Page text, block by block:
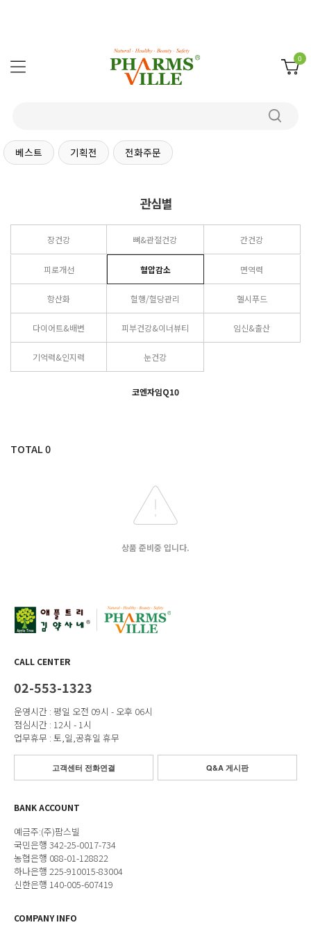
0
베스트 기획전 전화주문
관심별
장건강 뼈&관절건강 간건강
피로개선 혈압감소 면역력
항산화 혈행/혈당관리 헬시푸드
다이어트&배변 피부건강&이너뷰티 임신&출산
기억력&인지력 눈건강
코엔자임Q10
TOTAL0
상품 준비중 입니다.
CALL CENTER
02-553-1323
운영시간 : 평일 오전 09시 - 오후 06시
점심시간 : 12시 - 1시
업무휴무 : 토,일,공휴일 휴무
고객센터 전화연결 Q&A 게시판
BANK ACCOUNT
예금주:(주)팜스빌
국민은행 342-25-0017-734
농협은행 088-01-128822
하나은행 225-910015-83004
신한은행 140-005-607419
COMPANY INFO